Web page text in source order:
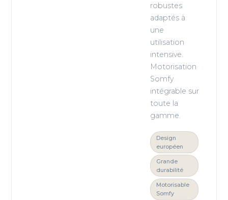
robustes
adaptés à
une
utilisation
intensive.
Motorisation
Somfy
intégrable sur
toute la
gamme.
Design
européen
Grande
durabilité
Motorisable
Somfy